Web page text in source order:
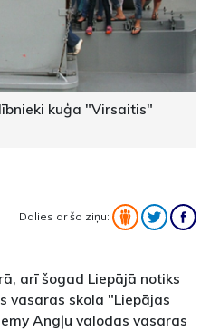
kuģa "Virsaitis"
Dalies ar šo ziņu:
arī šogad Liepājā notiks
vasaras skola "Liepājas
Angļu valodas vasaras